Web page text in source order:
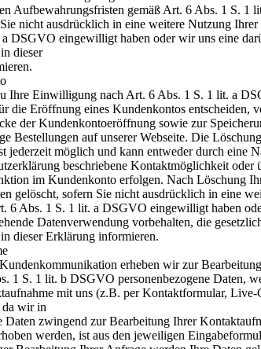
Aufbewahrungsfristen gemäß Art. 6 Abs. 1 S. 1
nicht ausdrücklich in eine weitere Nutzung
DSGVO eingewilligt haben oder wir uns eine
dieser
Ihre Einwilligung nach Art. 6 Abs. 1 S. 1 lit. a
die Eröffnung eines Kundenkontos entscheiden,
der Kundenkontoeröffnung sowie zur
Bestellungen auf unserer Webseite. Die
jederzeit möglich und kann entweder durch eine
beschriebene Kontaktmöglichkeit oder
im Kundenkonto erfolgen. Nach Löschung
gelöscht, sofern Sie nicht ausdrücklich in eine
6 Abs. 1 S. 1 lit. a DSGVO eingewilligt haben
Datenverwendung vorbehalten, die
dieser Erklärung informieren.
erheben wir zur
1 S. 1 lit. b DSGVO personenbezogene Daten,
mit uns (z.B. per Kontaktformular,
da wir in
Daten zwingend zur Bearbeitung Ihrer
werden, ist aus den jeweiligen